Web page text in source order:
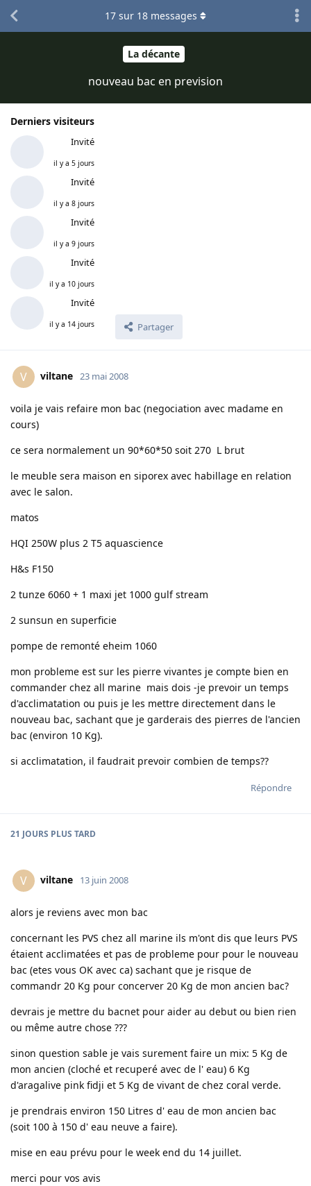
La décante
nouveau bac en prevision
Derniers visiteurs
Invité
il y a 5 jours
Invité
il y a 8 jours
Invité
il y a 9 jours
Invité
il y a 10 jours
Invité
il y a 14 jours Partager
17 sur 18 messages
V viltane 23 mai 2008
voila je vais refaire mon bac (negociation avec madame en
cours)
ce sera normalement un 90*60*50 soit 270 L brut
le meuble sera maison en siporex avec habillage en relation
avec le salon.
matos
HQI 250W plus 2 T5 aquascience
H&s F150
2 tunze 6060 + 1 maxi jet 1000 gulf stream
2 sunsun en superficie
pompe de remonté eheim 1060
mon probleme est sur les pierre vivantes je compte bien en
commander chez all marine mais dois -je prevoir un temps
d'acclimatation ou puis je les mettre directement dans le
nouveau bac, sachant que je garderais des pierres de l'ancien
bac (environ 10 Kg).
si acclimatation, il faudrait prevoir combien de temps??
Répondre
21 JOURS PLUS TARD
V viltane 13 juin 2008
alors je reviens avec mon bac
concernant les PVS chez all marine ils m'ont dis que leurs PVS
étaient acclimatées et pas de probleme pour pour le nouveau
bac (etes vous OK avec ca) sachant que je risque de
commandr 20 Kg pour concerver 20 Kg de mon ancien bac?
devrais je mettre du bacnet pour aider au debut ou bien rien
ou même autre chose ???
sinon question sable je vais surement faire un mix: 5 Kg de
mon ancien (cloché et recuperé avec de l' eau) 6 Kg
d'aragalive pink fidji et 5 Kg de vivant de chez coral verde.
je prendrais environ 150 Litres d' eau de mon ancien bac
(soit 100 à 150 d' eau neuve a faire).
mise en eau prévu pour le week end du 14 juillet.
merci pour vos avis